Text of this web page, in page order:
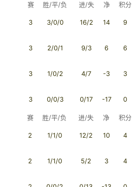
赛 胜/平/负 进/失 净 积分
3 3/0/0 16/2 14 9
3 2/0/1 9/3 6 6
3 1/0/2 4/7 -3 3
3 0/0/3 0/17 -17 0
赛 胜/平/负 进/失 净 积分
2 1/1/0 12/2 10 4
2 1/1/0 5/2 3 4